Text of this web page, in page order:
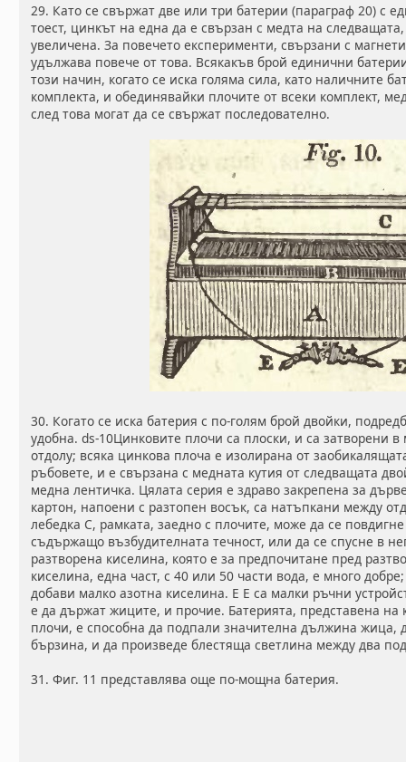
29. Като се свържат две или три батерии (параграф 20) с
тоест, цинкът на една да е свързан с медта на
увеличена. За повечето експерименти, свързани с
удължава повече от това. Всякакъв брой единични
този начин, когато се иска голяма сила, като наличните
комплекта, и обединявайки плочите от всеки комплект,
след това могат да се свържат последователно.
30. Когато се иска батерия с по-голям брой двойки,
удобна. ds-10Цинковите плочи са плоски, и са затворени
отдолу; всяка цинкова плоча е изолирана от
ръбовете, и е свързана с медната кутия от следващата
медна лентичка. Цялата серия е здраво закрепена за
картон, напоени с разтопен восък, са натъпкани между
лебедка С, рамката, заедно с плочите, може да се
съдържащо възбудителната течност, или да се спусне в
разтворена киселина, която е за предпочитане пред
киселина, една част, с 40 или 50 части вода, е много
добави малко азотна киселина. Е Е са малки ръчни
е да държат жиците, и прочие. Батерията, представена на
плочи, е способна да подпали значителна дължина жица,
бързина, и да произведе блестяща светлина между два
31. Фиг. 11 представлява още по-мощна батерия.